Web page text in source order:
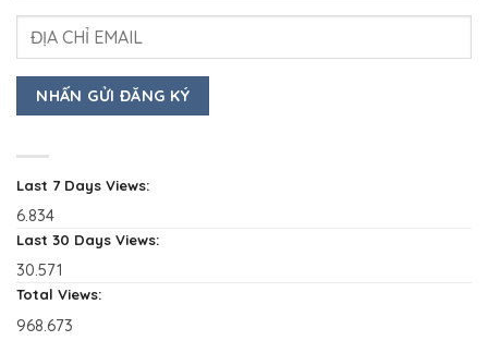
Last 7 Days Views:
6.834
Last 30 Days Views:
30.571
Total Views:
968.673